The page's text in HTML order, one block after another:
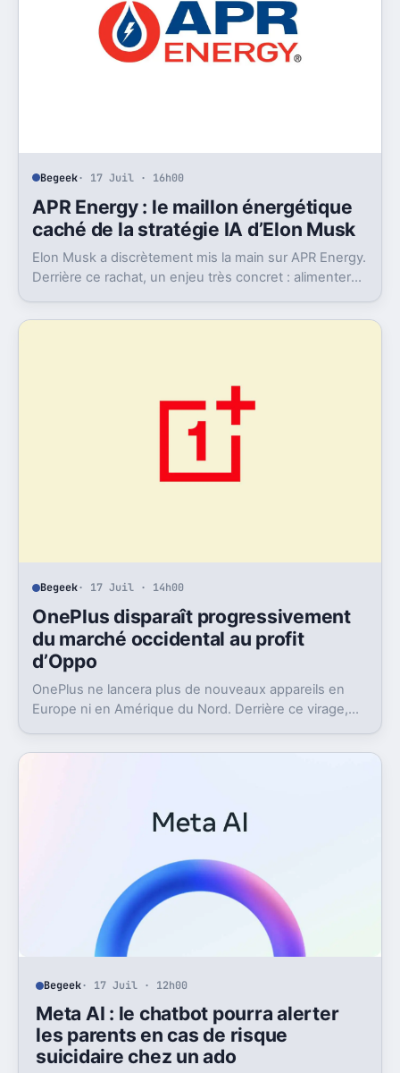
Begeek· 17 Juil · 16h00
APR Energy : le maillon énergétique
caché de la stratégie IA d’Elon Musk
Elon Musk a discrètement mis la main sur APR Energy.
Derrière ce rachat, un enjeu très concret : alimenter
Begeek· 17 Juil · 14h00
OnePlus disparaît progressivement
du marché occidental au profit
d’Oppo
OnePlus ne lancera plus de nouveaux appareils en
Europe ni en Amérique du Nord. Derrière ce virage,
Begeek· 17 Juil · 12h00
Meta AI : le chatbot pourra alerter
les parents en cas de risque
suicidaire chez un ado